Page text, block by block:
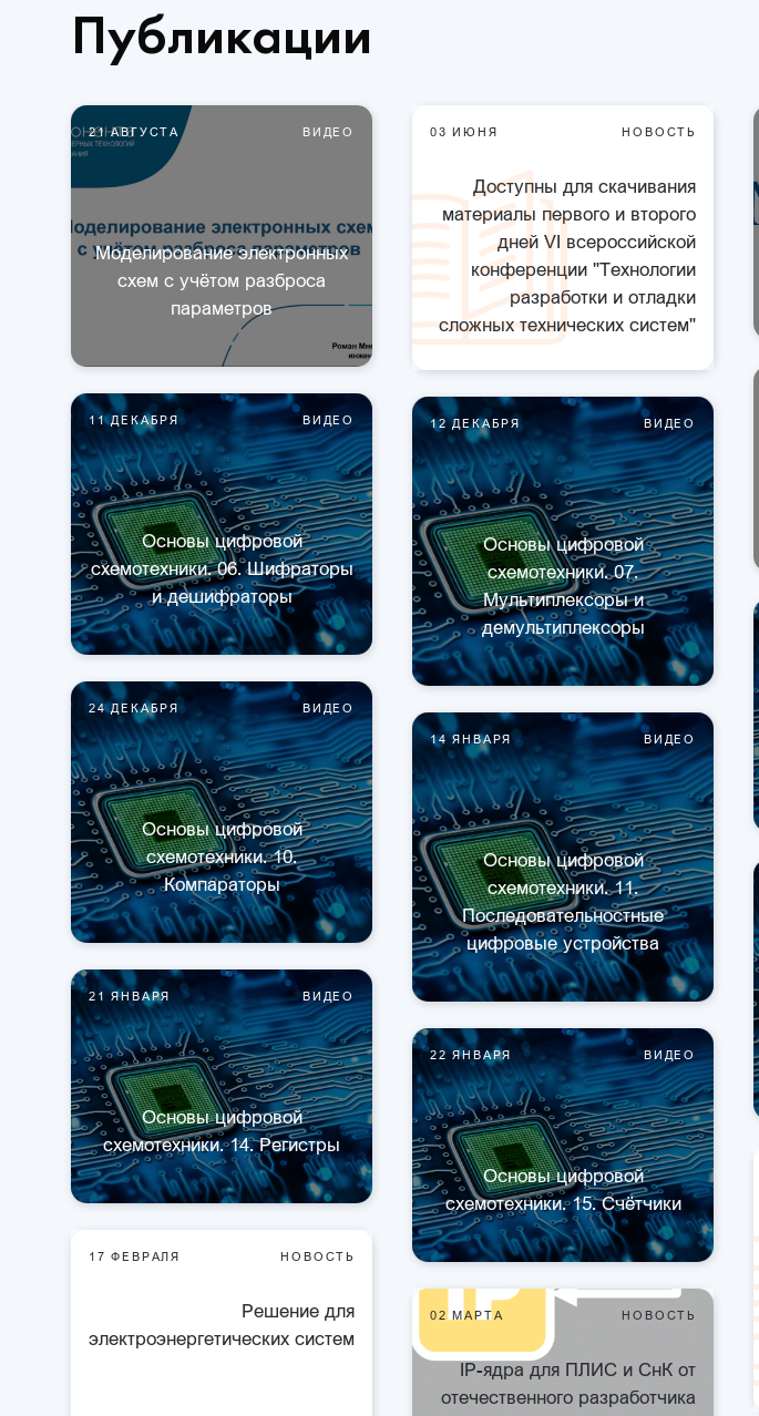
Публикации
21 АВГУСТА ВИДЕО
Моделирование электронных
схем с учётом разброса
параметров
03 ИЮНЯ НОВОСТЬ
Доступны для скачивания
материалы первого и второго
дней VI всероссийской
конференции "Технологии
разработки и отладки
сложных технических систем"
11 ДЕКАБРЯ ВИДЕО
Основы цифровой
схемотехники. 06. Шифраторы
и дешифраторы
12 ДЕКАБРЯ ВИДЕО
Основы цифровой
схемотехники. 07.
Мультиплексоры и
демультиплексоры
24 ДЕКАБРЯ ВИДЕО
Основы цифровой
схемотехники. 10.
Компараторы
14 ЯНВАРЯ ВИДЕО
Основы цифровой
схемотехники. 11.
Последовательностные
цифровые устройства
21 ЯНВАРЯ ВИДЕО
Основы цифровой
схемотехники. 14. Регистры
22 ЯНВАРЯ ВИДЕО
Основы цифровой
схемотехники. 15. Счётчики
17 ФЕВРАЛЯ НОВОСТЬ
Решение для
электроэнергетических систем
02 МАРТА НОВОСТЬ
IP-ядра для ПЛИС и СнК от
отечественного разработчика